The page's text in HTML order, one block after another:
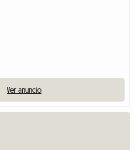
Ver anuncio